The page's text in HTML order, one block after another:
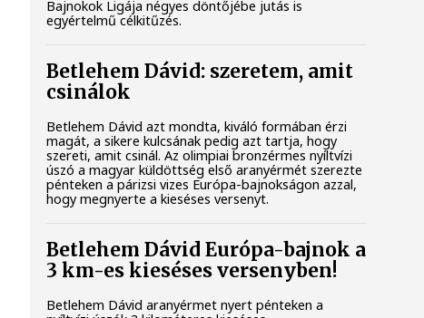
Bajnokok Ligája négyes döntőjébe jutás is
egyértelmű célkitűzés.
Betlehem Dávid: szeretem, amit
csinálok
Betlehem Dávid azt mondta, kiváló formában érzi
magát, a sikere kulcsának pedig azt tartja, hogy
szereti, amit csinál. Az olimpiai bronzérmes nyíltvízi
úszó a magyar küldöttség első aranyérmét szerezte
pénteken a párizsi vizes Európa-bajnokságon azzal,
hogy megnyerte a kieséses versenyt.
Betlehem Dávid Európa-bajnok a
3 km-es kieséses versenyben!
Betlehem Dávid aranyérmet nyert pénteken a